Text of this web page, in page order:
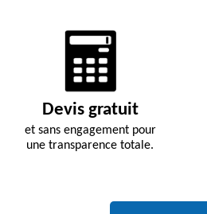
Devis gratuit
et sans engagement pour
une transparence totale.